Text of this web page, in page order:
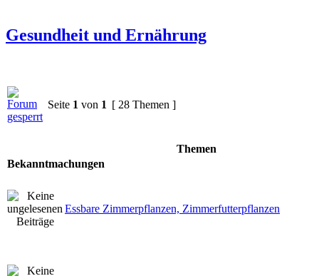
Gesundheit und Ernährung
Seite 1 von 1 [ 28 Themen ]
Themen
Bekanntmachungen
Essbare Zimmerpflanzen, Zimmerfutterpflanzen